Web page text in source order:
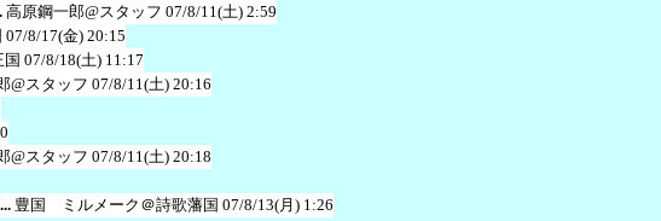
高原鋼一郎@スタッフ 07/8/11(土) 2:59
07/8/17(金) 20:15
国 07/8/18(土) 11:17
@スタッフ 07/8/11(土) 20:16
@スタッフ 07/8/11(土) 20:18
豊国 ミルメーク＠詩歌藩国 07/8/13(月) 1:26